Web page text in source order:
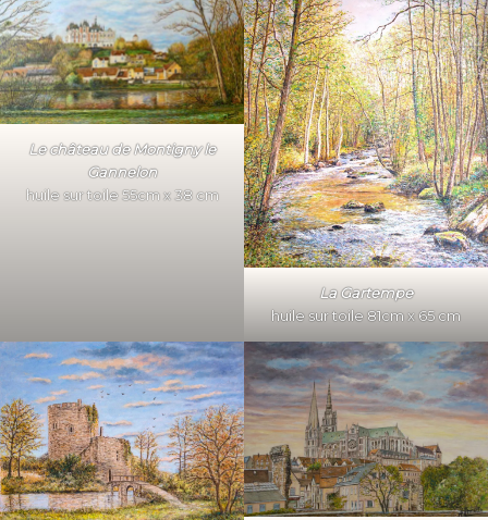
Le château de Montigny le
Gannelon
huile sur toile 55cm x 38 cm
La Gartempe
huile sur toile 81cm x 65 cm